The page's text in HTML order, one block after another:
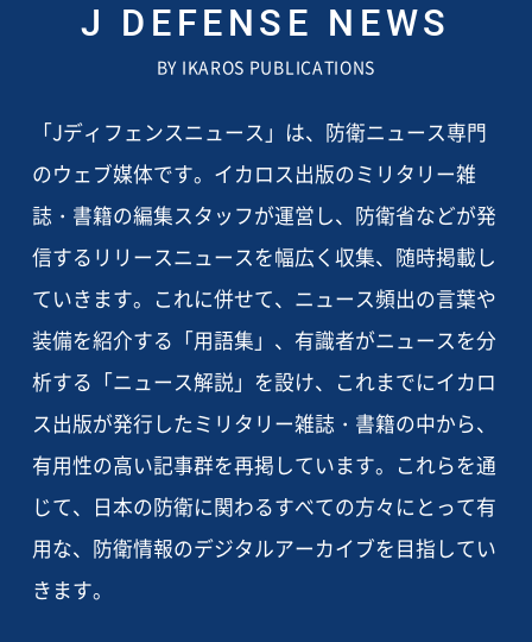
J DEFENSE NEWS
BY IKAROS PUBLICATIONS
「Jディフェンスニュース」は、防衛ニュース専門
のウェブ媒体です。イカロス出版のミリタリー雑
誌・書籍の編集スタッフが運営し、防衛省などが発
信するリリースニュースを幅広く収集、随時掲載し
ていきます。これに併せて、ニュース頻出の言葉や
装備を紹介する「用語集」、有識者がニュースを分
析する「ニュース解説」を設け、これまでにイカロ
ス出版が発行したミリタリー雑誌・書籍の中から、
有用性の高い記事群を再掲しています。これらを通
じて、日本の防衛に関わるすべての方々にとって有
用な、防衛情報のデジタルアーカイブを目指してい
きます。